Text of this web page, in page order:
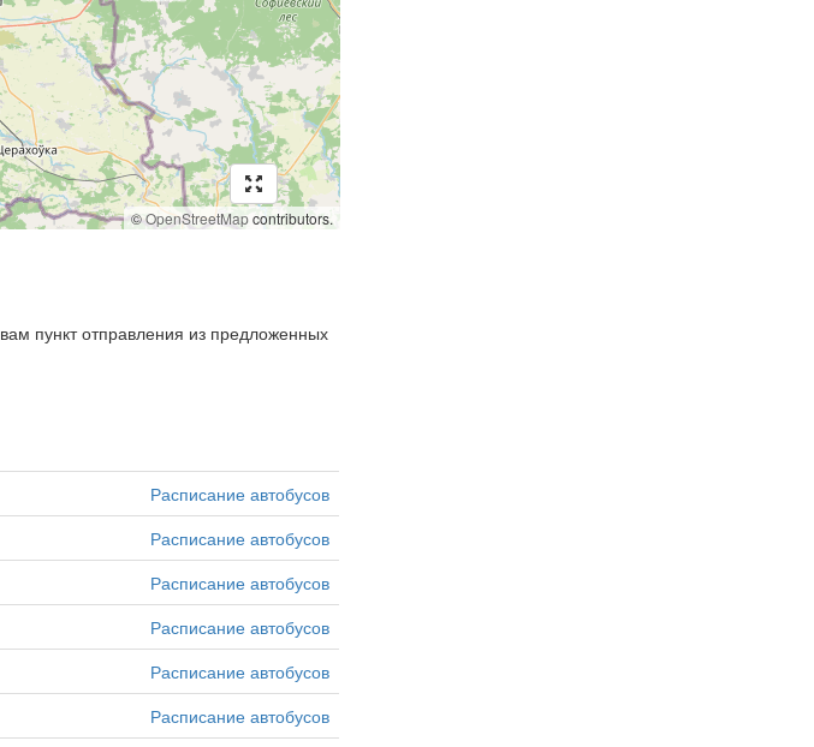
©OpenStreetMapcontributors.
пункт отправления из предложенных
Расписание автобусов
Расписание автобусов
Расписание автобусов
Расписание автобусов
Расписание автобусов
Расписание автобусов